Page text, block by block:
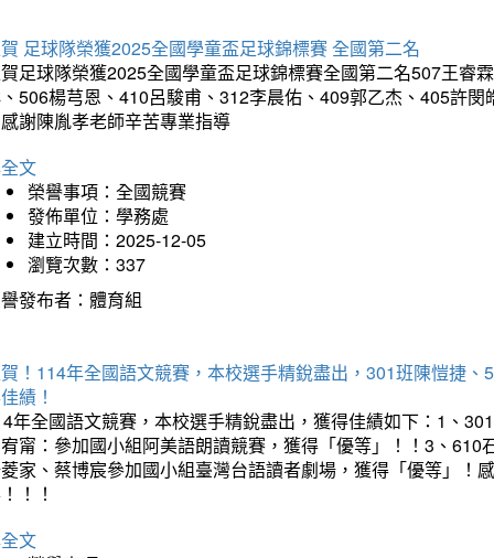
足球隊榮獲2025全國學童盃足球錦標賽 全國第二名
足球隊榮獲2025全國學童盃足球錦標賽全國第二名507王睿
506楊芎恩、410呂駿甫、312李晨佑、409郭乙杰、405許
謝陳胤孝老師辛苦專業指導
文
榮譽事項：全國競賽
發佈單位：學務處
建立時間：2025-12-05
瀏覽次數：337
發布者：體育組
！114年全國語文競賽，本校選手精銳盡出，301班陳愷捷
績！
年全國語文競賽，本校選手精銳盡出，獲得佳績如下：1、
甯：參加國小組阿美語朗讀競賽，獲得「優等」！！3、
家、蔡博宸參加國小組臺灣台語讀者劇場，獲得「優等」！
！！
文